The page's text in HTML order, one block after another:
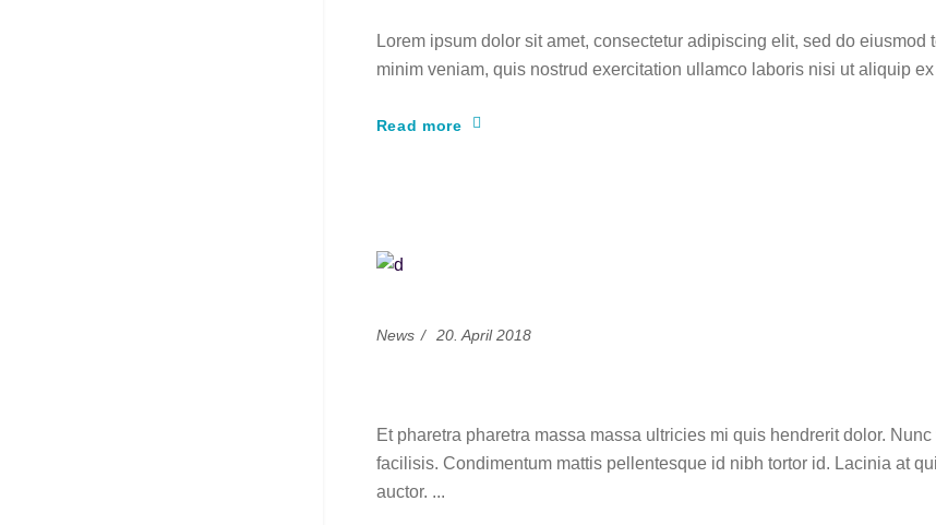
Lorem ipsum dolor sit amet, consectetur adipiscing elit, sed do
minim veniam, quis nostrud exercitation ullamco laboris nisi ut aliquip
Read more
News 20. April 2018
Et pharetra pharetra massa massa ultricies mi quis hendrerit dolor.
facilisis. Condimentum mattis pellentesque id nibh tortor id. Lacinia at
auctor.